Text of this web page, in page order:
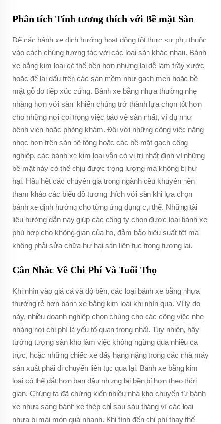
Phân tích Tính tương thích với Bề mặt Sàn
Để các bánh xe định hướng hoạt động tốt thực sự phụ thuộc
vào cách chúng tương tác với các loại sàn khác nhau. Bánh
xe bằng kim loại có thể bền hơn nhưng lại dễ làm trầy xước
hoặc để lại dấu trên các sàn mềm như gạch men hoặc bề
mặt gỗ do tiếp xúc cứng. Bánh xe bằng nhựa thường nhẹ
nhàng hơn với sàn, khiến chúng trở thành lựa chọn tốt hơn
cho những nơi coi trọng việc bảo vệ sàn nhất, ví dụ như
bệnh viện hoặc phòng khám. Đối với những công việc nặng
nhọc hơn trên sàn bê tông hoặc các bề mặt gạch công
nghiệp, các bánh xe kim loại vẫn có vị trí nhất định vì những
bề mặt này có thể chịu được trọng lượng mà không bị hư
hại. Hầu hết các chuyên gia trong ngành đều khuyên nên
tham khảo các biểu đồ tương thích với sàn khi lựa chọn
bánh xe định hướng cho từng ứng dụng cụ thể. Những tài
liệu hướng dẫn này giúp các công ty chọn được loại bánh xe
phù hợp cho không gian của họ, đảm bảo hiệu suất tốt mà
không phải sửa chữa hư hại sàn liên tục trong tương lai.
Cân Nhắc Về Chi Phí Và Tuổi Thọ
Khi nhìn vào giá cả và độ bền, các loại bánh xe bằng nhựa
thường rẻ hơn bánh xe bằng kim loại khi nhìn qua. Vì lý do
này, nhiều doanh nghiệp chọn chúng cho các công việc nhẹ
nhàng nơi chi phí là yếu tố quan trọng nhất. Tuy nhiên, hãy
tưởng tượng sàn kho làm việc không ngừng qua nhiều ca
trực, hoặc những chiếc xe đẩy hạng nặng trong các nhà máy
sản xuất phải di chuyển liên tục qua lại. Bánh xe bằng kim
loại có thể đắt hơn ban đầu nhưng lại bền bỉ hơn theo thời
gian. Chúng ta đã chứng kiến nhiều nhà kho chuyển từ bánh
xe nhựa sang bánh xe thép chỉ sau sáu tháng vì các loại
nhựa bị mài mòn quá nhanh. Khi tính đến chi phí thay thế